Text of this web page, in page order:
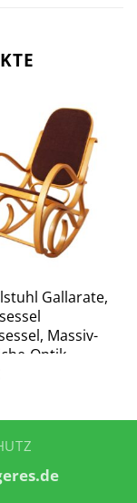
Gallarate,
Massiv-
Optik,
dunkelbraun